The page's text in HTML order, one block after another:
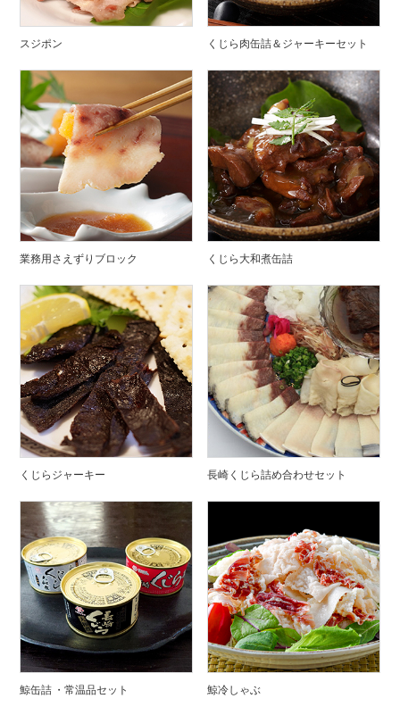
スジポン くじら肉缶詰＆ジャーキーセット
業務用さえずりブロック くじら大和煮缶詰
くじらジャーキー 長崎くじら詰め合わせセット
鯨缶詰 ・常温品セット 鯨冷しゃぶ